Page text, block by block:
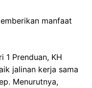
manfaat
1 Prenduan, KH
jalinan kerja sama
Menurutnya,